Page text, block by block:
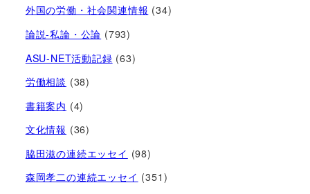
外国の労働・社会関連情報 (34)
論説-私論・公論 (793)
ASU-NET活動記録 (63)
労働相談 (38)
書籍案内 (4)
文化情報 (36)
脇田滋の連続エッセイ (98)
森岡孝二の連続エッセイ (351)